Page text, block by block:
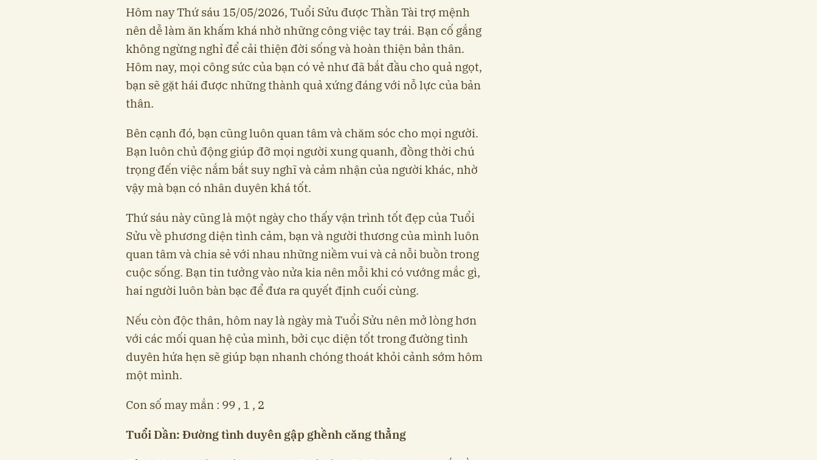
Hôm nay Thứ sáu 15/05/2026, Tuổi Sửu được Thần Tài trợ mệnh
nên dễ làm ăn khấm khá nhờ những công việc tay trái. Bạn cố gắng
không ngừng nghỉ để cải thiện đời sống và hoàn thiện bản thân.
Hôm nay, mọi công sức của bạn có vẻ như đã bắt đầu cho quả ngọt,
bạn sẽ gặt hái được những thành quả xứng đáng với nỗ lực của bản
thân.
Bên cạnh đó, bạn cũng luôn quan tâm và chăm sóc cho mọi người.
Bạn luôn chủ động giúp đỡ mọi người xung quanh, đồng thời chú
trọng đến việc nắm bắt suy nghĩ và cảm nhận của người khác, nhờ
vậy mà bạn có nhân duyên khá tốt.
Thứ sáu này cũng là một ngày cho thấy vận trình tốt đẹp của Tuổi
Sửu về phương diện tình cảm, bạn và người thương của mình luôn
quan tâm và chia sẻ với nhau những niềm vui và cả nỗi buồn trong
cuộc sống. Bạn tin tưởng vào nửa kia nên mỗi khi có vướng mắc gì,
hai người luôn bàn bạc để đưa ra quyết định cuối cùng.
Nếu còn độc thân, hôm nay là ngày mà Tuổi Sửu nên mở lòng hơn
với các mối quan hệ của mình, bởi cục diện tốt trong đường tình
duyên hứa hẹn sẽ giúp bạn nhanh chóng thoát khỏi cảnh sớm hôm
một mình.
Con số may mắn : 99 , 1 , 2
Tuổi Dần: Đường tình duyên gập ghềnh căng thẳng